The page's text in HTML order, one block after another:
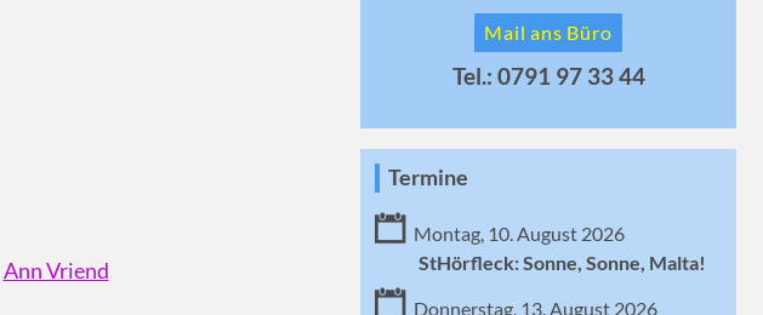
Ann Vriend
Mail ans Büro
Tel.: 0791 97 33 44
Termine
Montag, 10. August 2026
StHörfleck: Sonne, Sonne, Malta!
Donnerstag, 13. August 2026